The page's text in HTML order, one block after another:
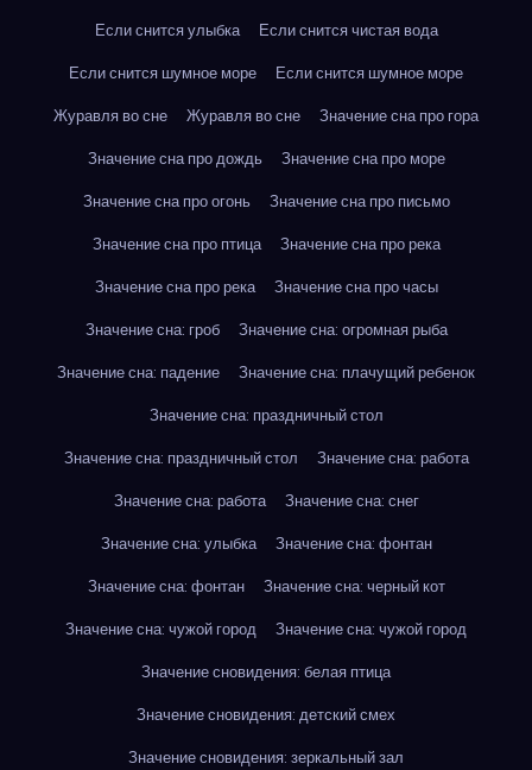
Если снится улыбка
Если снится чистая вода
Если снится шумное море
Если снится шумное море
Журавля во сне
Журавля во сне
Значение сна про гора
Значение сна про дождь
Значение сна про море
Значение сна про огонь
Значение сна про письмо
Значение сна про птица
Значение сна про река
Значение сна про река
Значение сна про часы
Значение сна: гроб
Значение сна: огромная рыба
Значение сна: падение
Значение сна: плачущий ребенок
Значение сна: праздничный стол
Значение сна: праздничный стол
Значение сна: работа
Значение сна: работа
Значение сна: снег
Значение сна: улыбка
Значение сна: фонтан
Значение сна: фонтан
Значение сна: черный кот
Значение сна: чужой город
Значение сна: чужой город
Значение сновидения: белая птица
Значение сновидения: детский смех
Значение сновидения: зеркальный зал